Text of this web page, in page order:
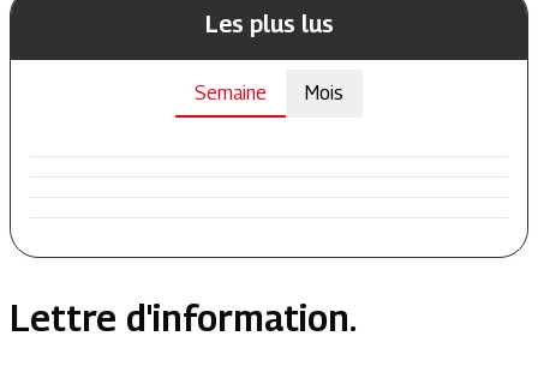
Les plus lus
Semaine Mois
Lettre d'information.